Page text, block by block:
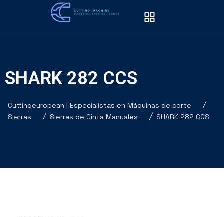
SHARK 282 CCS
Cuttingeuropean | Especialistas en Máquinas de corte
Sierras
Sierras de Cinta Manuales SHARK 282 CCS